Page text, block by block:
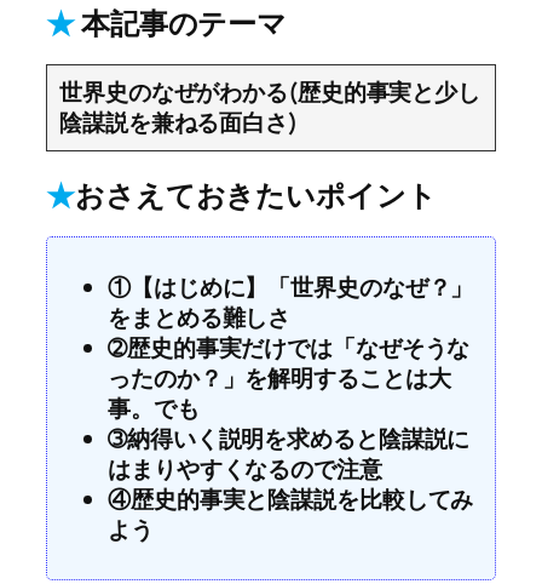
★本記事のテーマ
世界史のなぜがわかる(歴史的事実と少し
陰謀説を兼ねる面白さ)
★おさえておきたいポイント
①【はじめに】「世界史のなぜ？」
をまとめる難しさ
➁歴史的事実だけでは「なぜそうな
ったのか？」を解明することは大
事。でも
➂納得いく説明を求めると陰謀説に
はまりやすくなるので注意
④歴史的事実と陰謀説を比較してみ
よう